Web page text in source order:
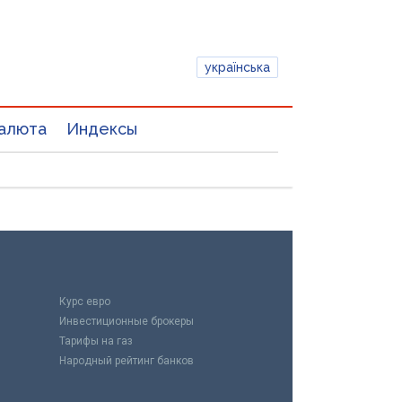
українська
Индексы
Курс евро
Инвестиционные брокеры
Тарифы на газ
Народный рейтинг банков